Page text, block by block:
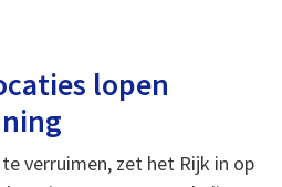
lopen
verruimen, zet het Rijk in op